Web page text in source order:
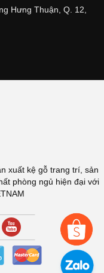
Hưng Thuận, Q. 12,
xuất kệ gỗ trang trí, sản
phòng ngủ hiện đại với